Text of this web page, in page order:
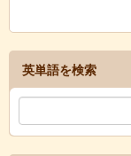
英単語を検索